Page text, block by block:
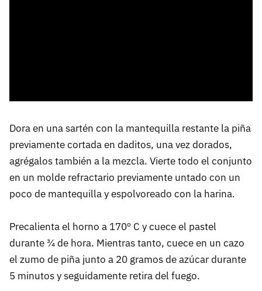
Dora en una sartén con la mantequilla restante la piña
previamente cortada en daditos, una vez dorados,
agrégalos también a la mezcla. Vierte todo el conjunto
en un molde refractario previamente untado con un
poco de mantequilla y espolvoreado con la harina.
Precalienta el horno a 170º C y cuece el pastel
durante ¾ de hora. Mientras tanto, cuece en un cazo
el zumo de piña junto a 20 gramos de azúcar durante
5 minutos y seguidamente retira del fuego.